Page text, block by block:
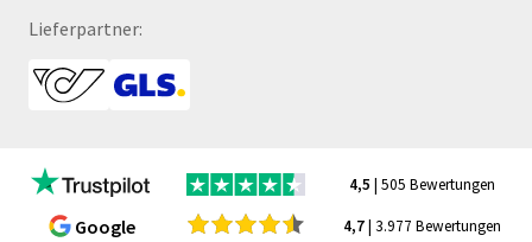
Lieferpartner:
4,5 | 505 Bewertungen
Google 4,7| 3.977 Bewertungen